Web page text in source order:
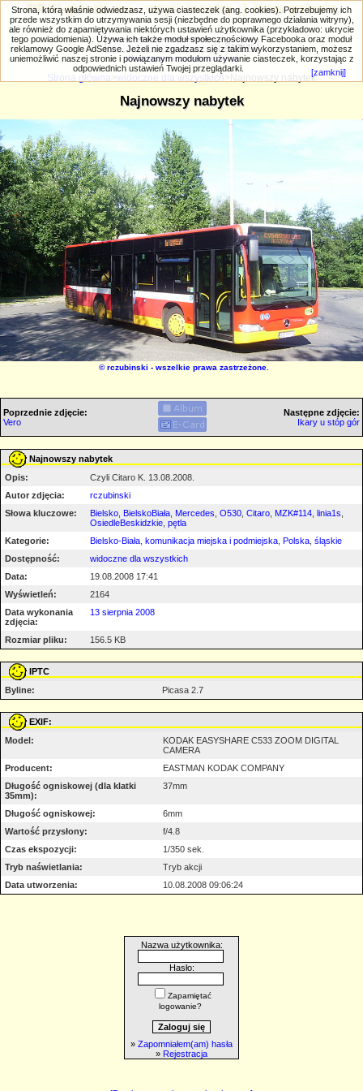
PRIV.gtlodz.eu - czyli trochę ;) inna galeria
Wyszukiwanie zaawansowane
Strona główna widoczne dla wszystkich >Najnowszy nabytek
Najnowszy nabytek
©rczubinski - wszelkie prawa zastrzeżone.
Poprzednie zdjęcie:
Vero
Następne zdjęcie:
Ikary u stóp gór
Najnowszy nabytek
Opis:
Czyli Citaro K. 13.08.2008.
Autor zdjęcia:
rczubinski
Słowa kluczowe:
Bielsko BielskoBiała Mercedes O530 Citaro MZK#114 linia1s
OsiedleBeskidzkie pętla
Kategorie:
Bielsko-Biała komunikacja miejska i podmiejska Polska śląskie
Dostępność:
widoczne dla wszystkich
Data:
19.08.2008 17:41
Wyświetleń:
2164
Data wykonania
zdjęcia:
13 sierpnia 2008
Rozmiar pliku: 156.5 KB
IPTC
Byline:
Picasa 2.7
EXIF:
Model:
KODAK EASYSHARE C533 ZOOM DIGITAL
CAMERA
Producent:
EASTMAN KODAK COMPANY
Długość ogniskowej (dla klatki
35mm):
37mm
Długość ogniskowej:
6mm
Wartość przysłony:
f/4.8
Czas ekspozycji:
1/350 sek.
Tryb naświetlania:
Tryb akcji
Data utworzenia:
10.08.2008 09:06:24
Nazwa użytkownika:
Hasło:
Zapamiętać
logowanie?
» Zapomniałem(am) hasła
» Rejestracja
Strona, którą właśnie odwiedzasz, używa ciasteczek (ang. cookies). Potrzebujemy ich
przede wszystkim do utrzymywania sesji (niezbędne do poprawnego działania witryny),
ale również do zapamiętywania niektórych ustawień użytkownika (przykładowo: ukrycie
tego powiadomienia). Używa ich także moduł społecznościowy Facebooka oraz moduł
reklamowy Google AdSense. Jeżeli nie zgadzasz się z takim wykorzystaniem, możesz
uniemożliwić naszej stronie i powiązanym modułom używanie ciasteczek, korzystając z
odpowiednich ustawień Twojej przeglądarki.
[zamknij]